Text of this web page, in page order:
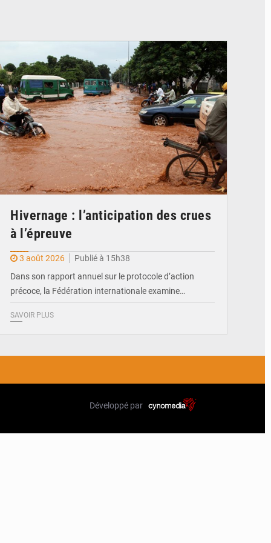
Hivernage : l’anticipation des crues
à l’épreuve
3 août 2026
Publié à 15h38
Dans son rapport annuel sur le protocole d’action
précoce, la Fédération internationale examine…
SAVOIR PLUS
Développé par